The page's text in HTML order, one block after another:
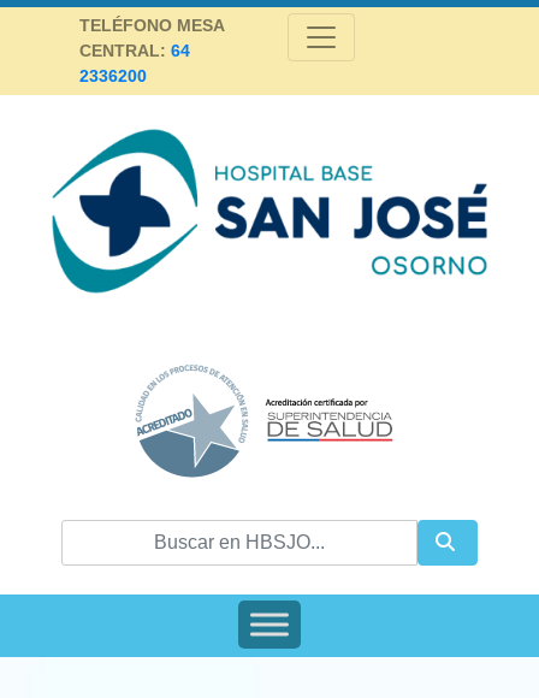
Skip
TELÉFONO MESA
CENTRAL: 64
2336200